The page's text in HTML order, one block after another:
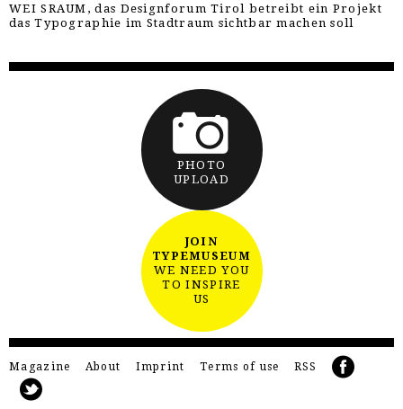
WEI SRAUM, das Designforum Tirol betreibt ein Projekt
das Typographie im Stadtraum sichtbar machen soll
PHOTO
UPLOAD
JOIN
TYPEMUSEUM
WE NEED YOU
TO INSPIRE
US
Magazine About Imprint Terms of use RSS